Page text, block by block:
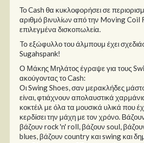
Το Cash θα κυκλοφορήσει σε
αριθμό βινυλίων από την Moving Coil
επιλεγμένα δισκοπωλεία.
To εξώφυλλο του άλμπουμ έχει
Sugahspank!
Ο Μάκης Μηλάτος έγραψε για τους
ακούγοντας το Cash:
Οι Swing Shoes, σαν μερακλήδες
είναι, φτιάχνουν απολαυστικά
κοκτέιλ με όλα τα μουσικά υλικά που
κερδίσει την μάχη με τον χρόνο.
βάζουν rock 'n' roll, βάζουν soul,
blues, βάζουν country και swing και